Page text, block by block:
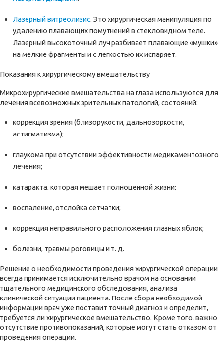
Лазерный витреолизис. Это хирургическая манипуляция по
удалению плавающих помутнений в стекловидном теле.
Лазерный высокоточный луч разбивает плавающие «мушки»
на мелкие фрагменты и с легкостью их испаряет.
Показания к хирургическому вмешательству
Микрохирургические вмешательства на глаза используются для
лечения всевозможных зрительных патологий, состояний:
коррекция зрения (близорукости, дальнозоркости,
астигматизма);
глаукома при отсутствии эффективности медикаментозного
лечения;
катаракта, которая мешает полноценной жизни;
воспаление, отслойка сетчатки;
коррекция неправильного расположения глазных яблок;
болезни, травмы роговицы и т. д.
Решение о необходимости проведения хирургической операции
всегда принимается исключительно врачом на основании
тщательного медицинского обследования, анализа
клинической ситуации пациента. После сбора необходимой
информации врач уже поставит точный диагноз и определит,
требуется ли хирургическое вмешательство. Кроме того, важно
отсутствие противопоказаний, которые могут стать отказом от
проведения операции.